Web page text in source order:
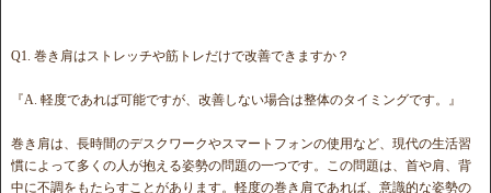
Q1. 巻き肩はストレッチや筋トレだけで改善できますか？
『A. 軽度であれば可能ですが、改善しない場合は整体のタイミングです。』
巻き肩は、長時間のデスクワークやスマートフォンの使用など、現代の生活習
慣によって多くの人が抱える姿勢の問題の一つです。この問題は、首や肩、背
中に不調をもたらすことがあります。軽度の巻き肩であれば、意識的な姿勢の